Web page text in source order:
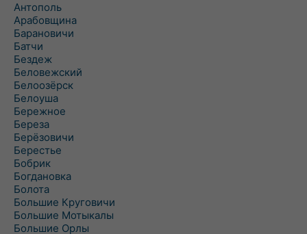
Антополь
Арабовщина
Барановичи
Батчи
Бездеж
Беловежский
Белоозёрск
Белоуша
Бережное
Береза
Берёзовичи
Берестье
Бобрик
Богдановка
Болота
Большие Круговичи
Большие Мотыкалы
Большие Орлы